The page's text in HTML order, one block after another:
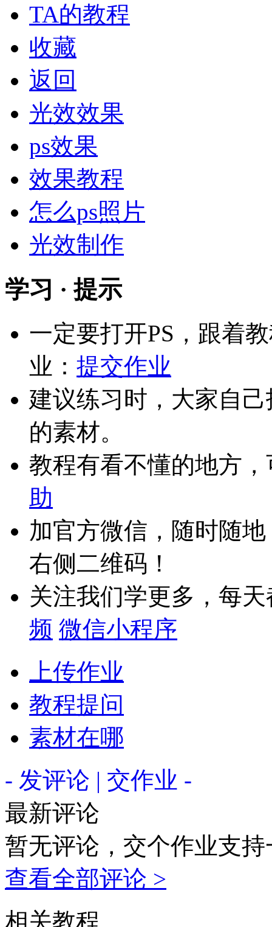
TA的教程
收藏
返回
光效效果
ps效果
效果教程
怎么ps照片
光效制作
学习 · 提示
一定要打开PS，跟着
业： 提交作业
建议练习时，大家自
的素材。
教程有看不懂的地方
助
加官方微信，随时随
右侧二维码！
关注我们学更多，每
频 微信小程序
上传作业
教程提问
素材在哪
- 发评论 | 交作业 -
最新评论
暂无评论，交个作业支持
查看全部评论 >
相关教程